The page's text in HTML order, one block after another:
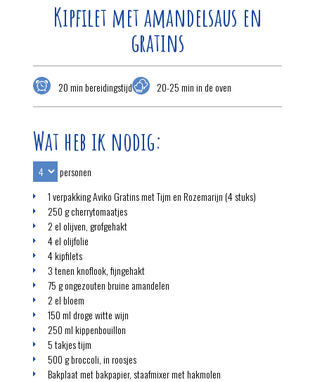
Kipfilet met amandelsaus en
gratins
20 min bereidingstijd 20-25 min in de oven
Wat heb ik nodig:
personen
1 verpakking Aviko Gratins met Tijm en Rozemarijn (4 stuks)
250 g cherrytomaatjes
2 el olijven, grofgehakt
4 el olijfolie
4 kipfilets
3 tenen knoflook, fijngehakt
75 g ongezouten bruine amandelen
2 el bloem
150 ml droge witte wijn
250 ml kippenbouillon
5 takjes tijm
500 g broccoli, in roosjes
Bakplaat met bakpapier, staafmixer met hakmolen